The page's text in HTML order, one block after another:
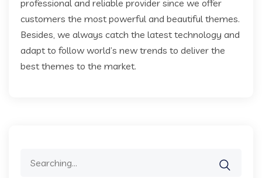
professional and reliable provider since we offer
customers the most powerful and beautiful themes.
Besides, we always catch the latest technology and
adapt to follow world’s new trends to deliver the
best themes to the market.